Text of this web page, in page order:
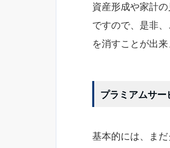
資産形成や家計
ですので、 是非
を消すことが出来
プラミアムサー
基本的には、ま